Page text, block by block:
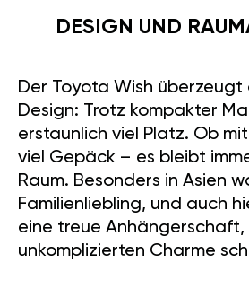
DESIGN UND
Der Toyota Wish überzeugt
Design: Trotz kompakter
erstaunlich viel Platz. Ob
viel Gepäck – es bleibt
Raum. Besonders in Asien
Familienliebling, und auch
eine treue Anhängerschaft,
unkomplizierten Charme